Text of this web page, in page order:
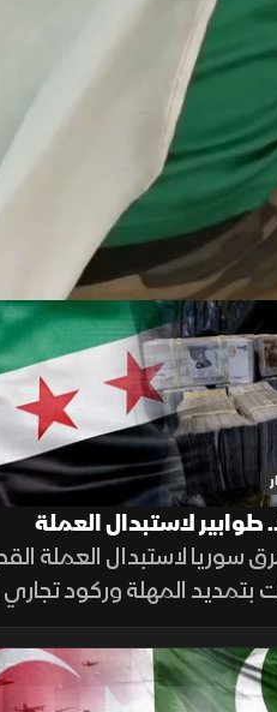
1x
2026
لاستبدال العملة
في الأسواق
سوريا لاستبدال العملة
المهلة وركود تجاري
المركزي يعلن تمديد مهلة
السحب